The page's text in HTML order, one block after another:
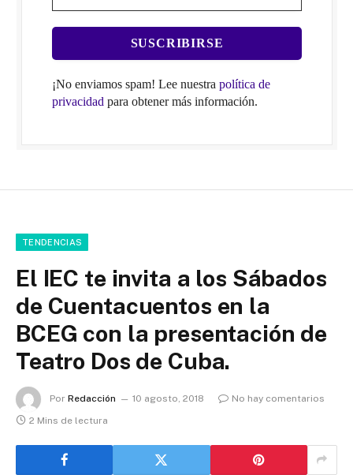
¡No enviamos spam! Lee nuestra política de
privacidad para obtener más información.
TENDENCIAS
El IEC te invita a los Sábados
de Cuentacuentos en la
BCEG con la presentación de
Teatro Dos de Cuba.
Por Redacción 10 agosto, 2018
No hay comentarios
2 Mins de lectura